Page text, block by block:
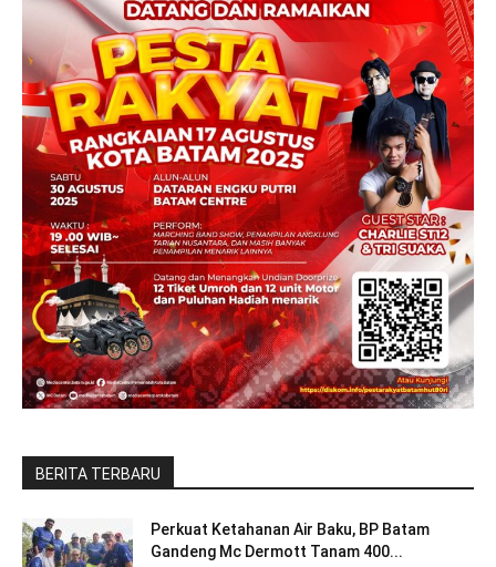
BERITA TERBARU
Perkuat Ketahanan Air Baku, BP Batam
Gandeng Mc Dermott Tanam 400...